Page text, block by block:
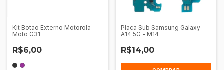
Kit Botao Externo Motorola
Moto G31
R$6,00
Placa Sub Samsung Galaxy
A14 5G - M14
R$14,00